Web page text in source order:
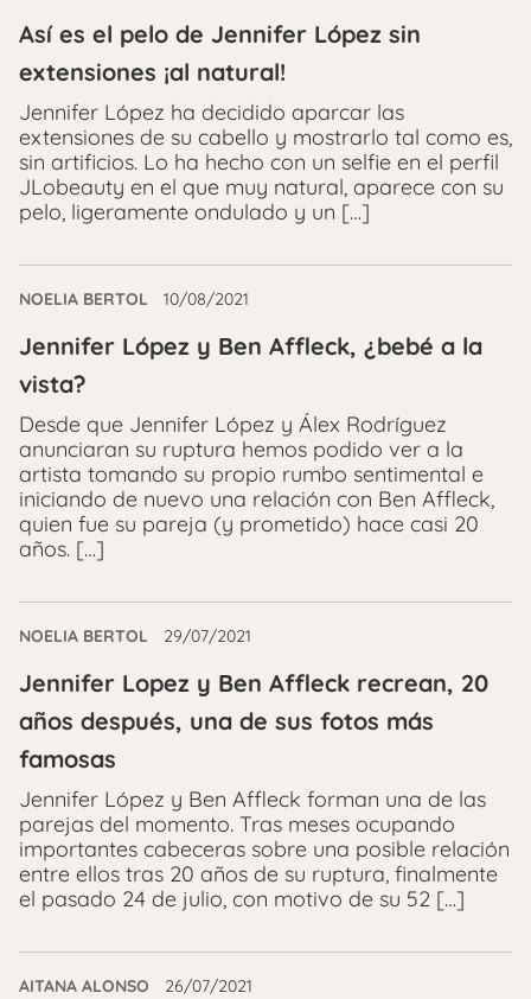
Así es el pelo de Jennifer López sin
extensiones ¡al natural!
Jennifer López ha decidido aparcar las
extensiones de su cabello y mostrarlo tal como es,
sin artificios. Lo ha hecho con un selfie en el perfil
JLobeauty en el que muy natural, aparece con su
pelo, ligeramente ondulado y un […]
NOELIA BERTOL 10/08/2021
Jennifer López y Ben Affleck, ¿bebé a la
vista?
Desde que Jennifer López y Álex Rodríguez
anunciaran su ruptura hemos podido ver a la
artista tomando su propio rumbo sentimental e
iniciando de nuevo una relación con Ben Affleck,
quien fue su pareja (y prometido) hace casi 20
años. […]
NOELIA BERTOL 29/07/2021
Jennifer Lopez y Ben Affleck recrean, 20
años después, una de sus fotos más
famosas
Jennifer López y Ben Affleck forman una de las
parejas del momento. Tras meses ocupando
importantes cabeceras sobre una posible relación
entre ellos tras 20 años de su ruptura, finalmente
el pasado 24 de julio, con motivo de su 52 […]
AITANA ALONSO 26/07/2021